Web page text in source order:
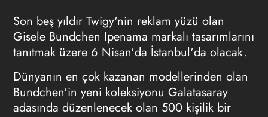
Son beş yıldır Twigy'nin reklam yüzü olan
Gisele Bundchen Ipenama markalı tasarımlarını
tanıtmak üzere 6 Nisan'da İstanbul'da olacak.
Dünyanın en çok kazanan modellerinden olan
Bundchen'in yeni koleksiyonu Galatasaray
adasında düzenlenecek olan 500 kişilik bir